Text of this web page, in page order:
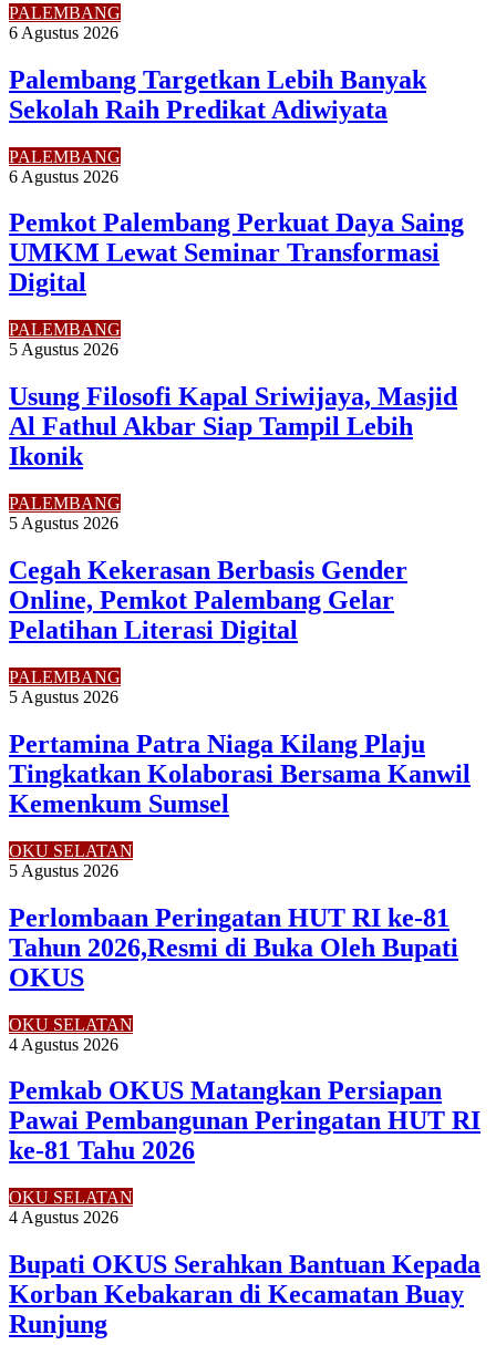
PALEMBANG
6 Agustus 2026
Palembang Targetkan Lebih Banyak
Sekolah Raih Predikat Adiwiyata
PALEMBANG
6 Agustus 2026
Pemkot Palembang Perkuat Daya Saing
UMKM Lewat Seminar Transformasi
Digital
PALEMBANG
5 Agustus 2026
Usung Filosofi Kapal Sriwijaya, Masjid
Al Fathul Akbar Siap Tampil Lebih
Ikonik
PALEMBANG
5 Agustus 2026
Cegah Kekerasan Berbasis Gender
Online, Pemkot Palembang Gelar
Pelatihan Literasi Digital
PALEMBANG
5 Agustus 2026
Pertamina Patra Niaga Kilang Plaju
Tingkatkan Kolaborasi Bersama Kanwil
Kemenkum Sumsel
OKU SELATAN
5 Agustus 2026
Perlombaan Peringatan HUT RI ke-81
Tahun 2026,Resmi di Buka Oleh Bupati
OKUS
OKU SELATAN
4 Agustus 2026
Pemkab OKUS Matangkan Persiapan
Pawai Pembangunan Peringatan HUT RI
ke-81 Tahu 2026
OKU SELATAN
4 Agustus 2026
Bupati OKUS Serahkan Bantuan Kepada
Korban Kebakaran di Kecamatan Buay
Runjung